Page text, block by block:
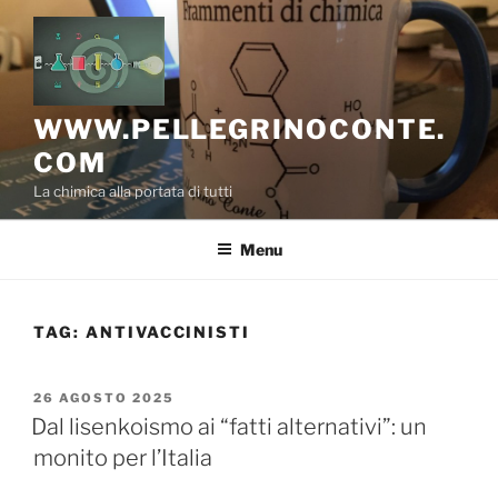
Salta
al
contenuto
WWW.PELLEGRINOCONTE.
COM
La chimica alla portata di tutti
Menu
TAG: ANTIVACCINISTI
PUBBLICATO
IL
26 AGOSTO 2025
Dal lisenkoismo ai “fatti alternativi”: un
monito per l’Italia